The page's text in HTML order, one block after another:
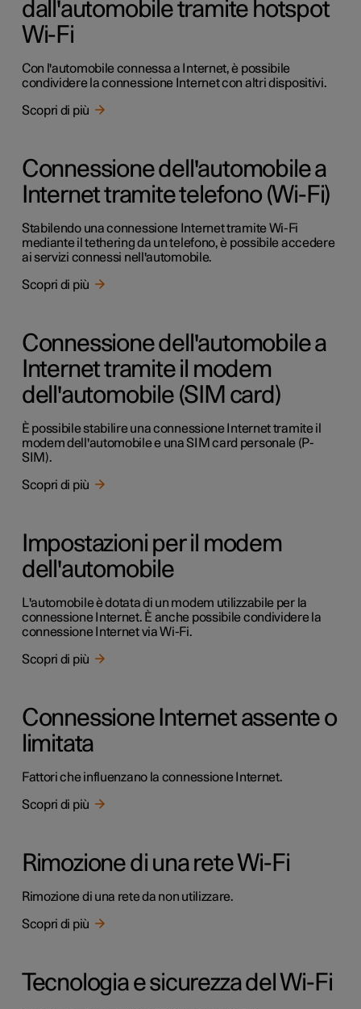
dall'automobile tramite hotspot
Wi-Fi
Con l'automobile connessa a Internet, è possibile
condividere la connessione Internet con altri dispositivi.
Scopri di più
Connessione dell'automobile a
Internet tramite telefono (Wi-Fi)
Stabilendo una connessione Internet tramite Wi-Fi
mediante il tethering da un telefono, è possibile accedere
ai servizi connessi nell'automobile.
Scopri di più
Connessione dell'automobile a
Internet tramite il modem
dell'automobile (SIM card)
È possibile stabilire una connessione Internet tramite il
modem dell'automobile e una SIM card personale (P-
SIM).
Scopri di più
Impostazioni per il modem
dell'automobile
L'automobile è dotata di un modem utilizzabile per la
connessione Internet. È anche possibile condividere la
connessione Internet via Wi-Fi.
Scopri di più
Connessione Internet assente o
limitata
Fattori che influenzano la connessione Internet.
Scopri di più
Rimozione di una rete Wi-Fi
Rimozione di una rete da non utilizzare.
Scopri di più
Tecnologia e sicurezza del Wi-Fi